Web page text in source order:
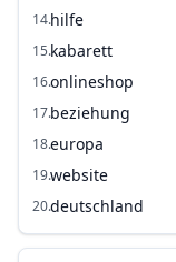
14.hilfe
15.kabarett
16.onlineshop
17.beziehung
18.europa
19.website
20.deutschland